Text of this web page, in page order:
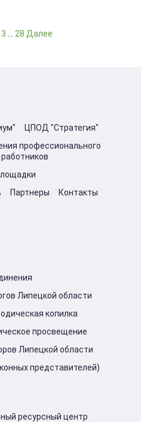
3 28 Далее
ЦПОД "Стратегия"
профессионального
Партнеры
Контакты
Липецкой области
копилка
просвещение
Липецкой области
представителей)
ресурсный центр